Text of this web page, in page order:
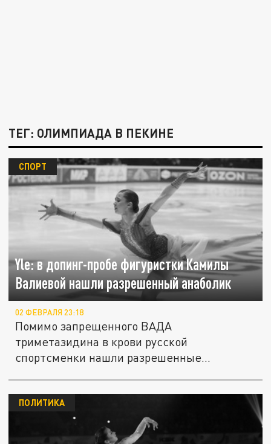
ТЕГ: ОЛИМПИАДА В ПЕКИНЕ
Yle: в допинг-пробе фигуристки Камилы
Валиевой нашли разрешенный анаболик
СПОРТ
02 ФЕВРАЛЯ 23:18
Помимо запрещенного ВАДА
триметазидина в крови русской
спортсменки нашли разрешенные
ПОЛИТИКА